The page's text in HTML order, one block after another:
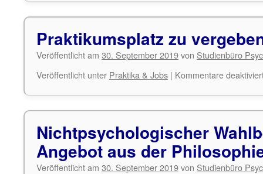
Praktikumsplatz zu
Veröffentlicht am 30. September 2019von Studienbüro
Veröffentlicht unter Praktika & Jobs | Kommentare
Nichtpsychologischer
Angebot aus der
Veröffentlicht am 30. September 2019von Studienbüro